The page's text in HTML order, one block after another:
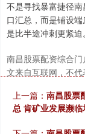
不是寻找暴富捷径
口汇总，而是铺设
是比半途冲刺更紧迫。
南昌股票配资综合
文来自互联网，不代
上一篇： 南昌股票
总 肯矿业发展濒